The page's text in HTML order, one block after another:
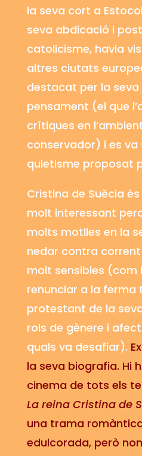
la seva cort a
seva abdicació i
catolicisme, havia
altres ciutats
destacat per la
pensament (el que
crítiques en
conservador) i es
quietisme proposat
Cristina de Suècia
molt interessant
molts motlles en la
nedar contra
molt sensibles (com
renunciar a la ferma
protestant de la
rols de gènere i
quals va desafiar).
la seva biografia. Hi
cinema de tots els
La reina Cristina de
una trama
edulcorada, però